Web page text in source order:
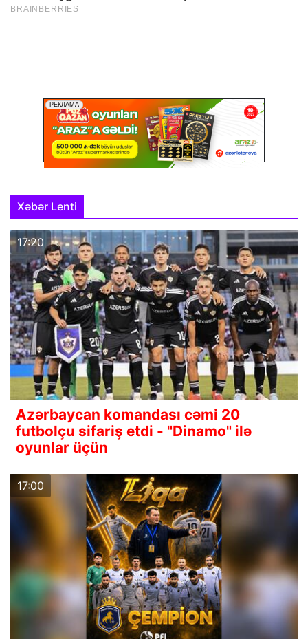
Xəbər Lenti
17:20
Azərbaycan komandası cəmi 20
futbolçu sifariş etdi - "Dinamo" ilə
oyunlar üçün
17:00